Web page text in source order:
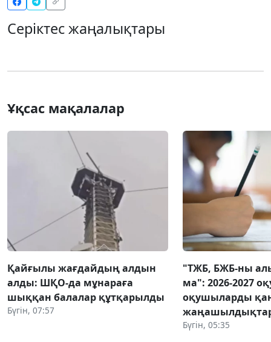
Серіктес жаңалықтары
Ұқсас мақалалар
Қайғылы жағдайдың алдын
алды: ШҚО-да мұнараға
шыққан балалар құтқарылды
Бүгін, 07:57
"ТЖБ, БЖБ-ны
ма": 2026-2027
оқушыларды
жаңашылдықтар
Бүгін, 05:35